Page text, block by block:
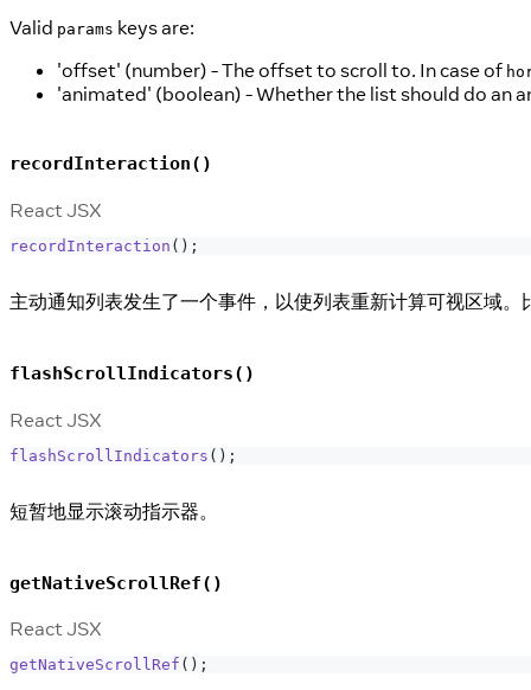
Valid params keys are:
'offset' (number) - The offset to scroll to. In case of
'animated' (boolean) - Whether the list should do an
recordInteraction()
React JSX
recordInteraction ( ) ;
主动通知列表发生了一个事件，以使列表重新计算可视区域。
flashScrollIndicators()
React JSX
flashScrollIndicators ( ) ;
短暂地显示滚动指示器。
getNativeScrollRef()
React JSX
getNativeScrollRef ( ) ;